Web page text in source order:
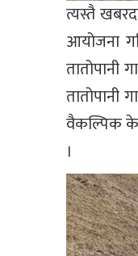
त्यस्तै
आयोजना
तातोपानी
तातोपानी
वैकल्पिक
।